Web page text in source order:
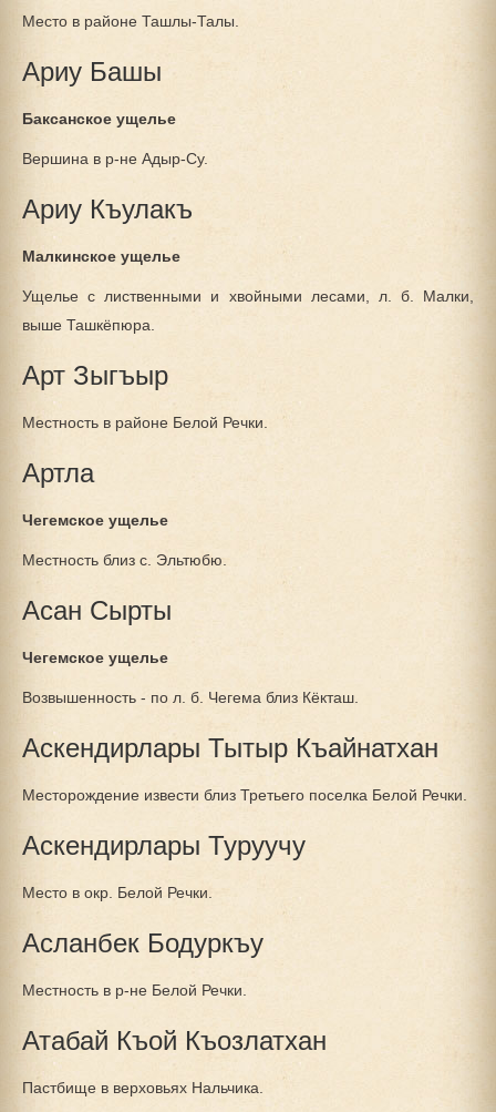
Место в районе Ташлы-Талы.
Ариу Башы
Баксанское ущелье
Вершина в р-не Адыр-Су.
Ариу Къулакъ
Малкинское ущелье
Ущелье с лиственными и хвойными лесами, л. б. Малки,
выше Ташкёпюра.
Арт Зыгъыр
Местность в районе Белой Речки.
Артла
Чегемское ущелье
Местность близ с. Эльтюбю.
Асан Сырты
Чегемское ущелье
Возвышенность - по л. б. Чегема близ Кёкташ.
Аскендирлары Тытыр Къайнатхан
Месторождение извести близ Третьего поселка Белой Речки.
Аскендирлары Туруучу
Место в окр. Белой Речки.
Асланбек Бодуркъу
Местность в р-не Белой Речки.
Атабай Къой Къозлатхан
Пастбище в верховьях Нальчика.